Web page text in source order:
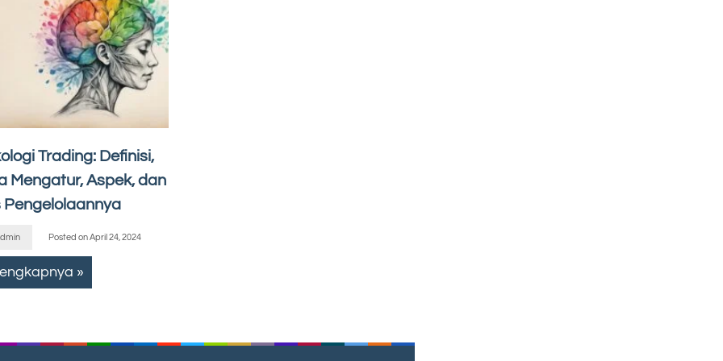
Trading: Definisi,
Mengatur, Aspek, dan
Pengelolaannya
Posted onApril 24, 2024
»